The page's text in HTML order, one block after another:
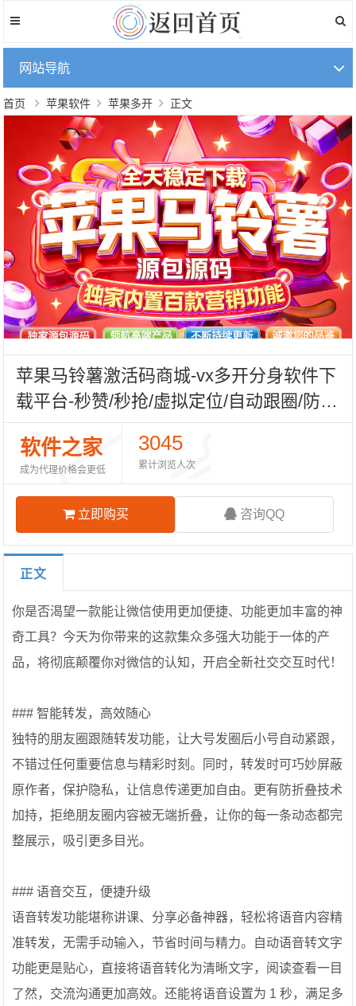
网站导航
首页 苹果软件 苹果多开 正文
苹果马铃薯激活码商城-vx多开分身软件下
载平台-秒赞/秒抢/虚拟定位/自动跟圈/防撤
回/万群同步-TF模式上架-小满同款/凡尔赛
包-自助发码商城
软件之家
成为代理价格会更低
3045
累计浏览人次
立即购买 咨询QQ
正文
你是否渴望一款能让微信使用更加便捷、功能更加丰富的神
奇工具？今天为你带来的这款集众多强大功能于一体的产
品，将彻底颠覆你对微信的认知，开启全新社交交互时代！
### 智能转发，高效随心
独特的朋友圈跟随转发功能，让大号发圈后小号自动紧跟，
不错过任何重要信息与精彩时刻。同时，转发时可巧妙屏蔽
原作者，保护隐私，让信息传递更加自由。更有防折叠技术
加持，拒绝朋友圈内容被无端折叠，让你的每一条动态都完
整展示，吸引更多目光。
### 语音交互，便捷升级
语音转发功能堪称讲课、分享必备神器，轻松将语音内容精
准转发，无需手动输入，节省时间与精力。自动语音转文字
功能更是贴心，直接将语音转化为清晰文字，阅读查看一目
了然，交流沟通更加高效。还能将语音设置为 1 秒，满足多